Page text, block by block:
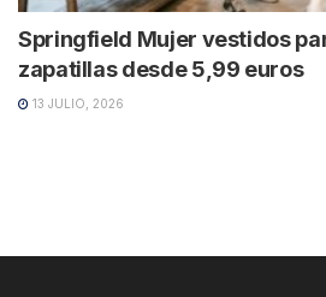
Springfield Mujer vestidos
zapatillas desde 5,99 euros
13 JULIO, 2026